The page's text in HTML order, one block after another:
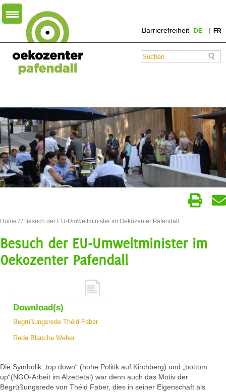
Barrierefreiheit DE FR
Home // Besuch der EU-Umweltminister im Oekozenter Pafendall
Besuch der EU-Umweltminister im
Oekozenter Pafendall
Download(s)
Begrüßungsrede Théid Faber
Rede Blanche Weber
Die Symbolik „top down“ (hohe Politik auf Kirchberg) und „bottom
up“(NGO-Arbeit im Alzettetal) war denn auch das Motiv der
Begrüßungsrede von Théid Faber, dies in seiner Eigenschaft als